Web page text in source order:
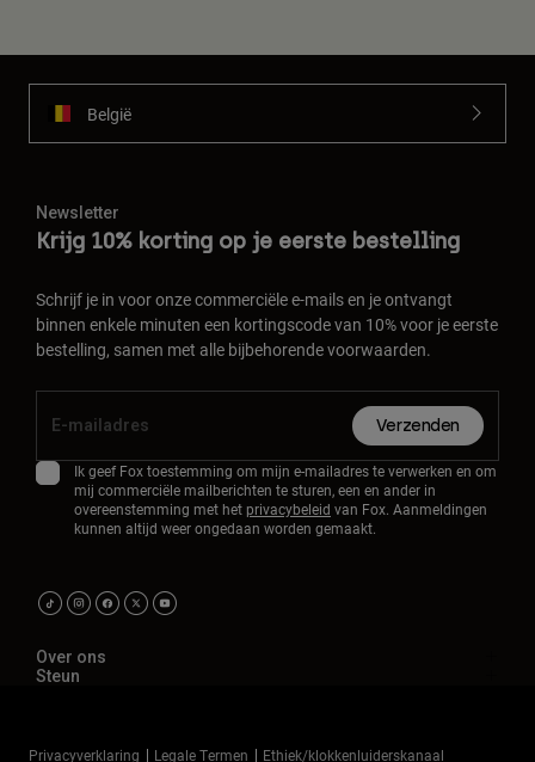
België
Newsletter
Krijg 10% korting op je eerste bestelling
Schrijf je in voor onze commerciële e-mails en je ontvangt
binnen enkele minuten een kortingscode van 10% voor je eerste
bestelling, samen met alle bijbehorende voorwaarden.
Verzenden
Ik geef Fox toestemming om mijn e-mailadres te verwerken en om
mij commerciële mailberichten te sturen, een en ander in
overeenstemming met het privacybeleid van Fox. Aanmeldingen
kunnen altijd weer ongedaan worden gemaakt.
Over ons
Steun
Privacyverklaring Legale Termen Ethiek/klokkenluiderskanaal